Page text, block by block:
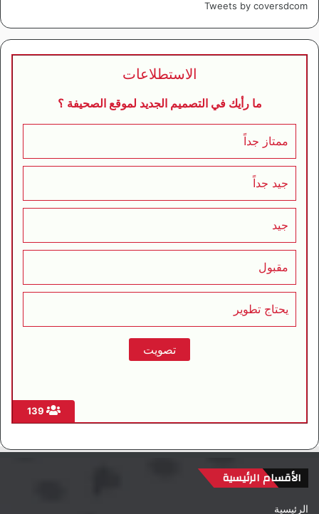
Tweets by coversdcom
الاستطلاعات
ما رأيك في التصميم الجديد لموقع الصحيفة ؟
ممتاز جداً
جيد جداً
جيد
مقبول
يحتاج تطوير
الأقسام الرئيسية
الرئيسية